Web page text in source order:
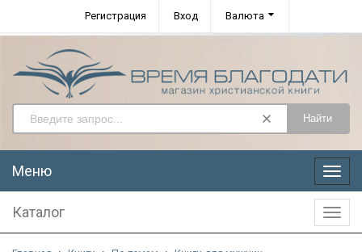
Регистрация Вход Валюта
Найти
Меню
Меню
Каталог